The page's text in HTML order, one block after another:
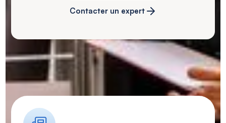
Contacter un expert